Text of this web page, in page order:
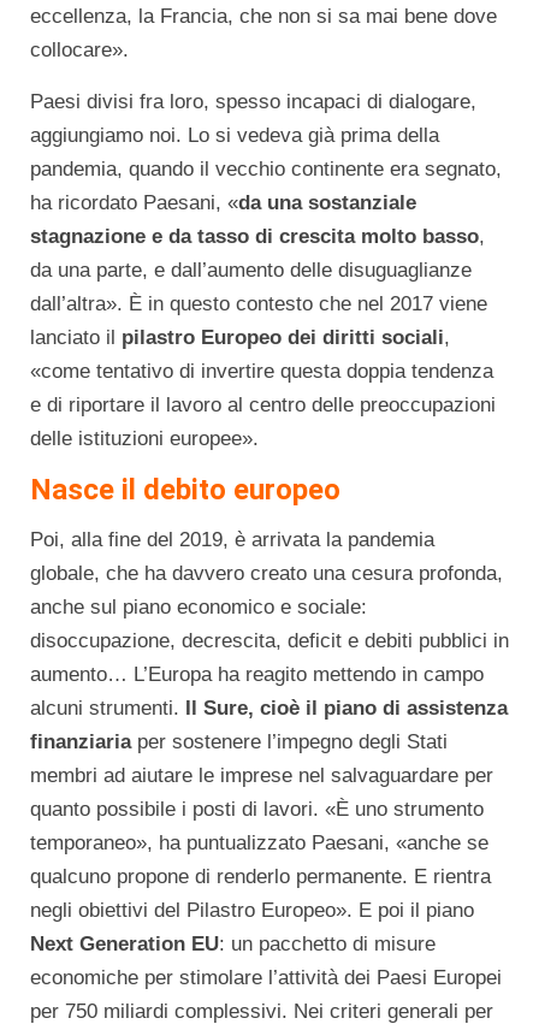
eccellenza, la Francia, che non si sa mai bene dove
collocare».
Paesi divisi fra loro, spesso incapaci di dialogare,
aggiungiamo noi. Lo si vedeva già prima della
pandemia, quando il vecchio continente era segnato,
ha ricordato Paesani, «da una sostanziale
stagnazione e da tasso di crescita molto basso,
da una parte, e dall’aumento delle disuguaglianze
dall’altra». È in questo contesto che nel 2017 viene
lanciato il pilastro Europeo dei diritti sociali,
«come tentativo di invertire questa doppia tendenza
e di riportare il lavoro al centro delle preoccupazioni
delle istituzioni europee».
Nasce il debito europeo
Poi, alla fine del 2019, è arrivata la pandemia
globale, che ha davvero creato una cesura profonda,
anche sul piano economico e sociale:
disoccupazione, decrescita, deficit e debiti pubblici in
aumento… L’Europa ha reagito mettendo in campo
alcuni strumenti. Il Sure, cioè il piano di assistenza
finanziariaper sostenere l’impegno degli Stati
membri ad aiutare le imprese nel salvaguardare per
quanto possibile i posti di lavori. «È uno strumento
temporaneo», ha puntualizzato Paesani, «anche se
qualcuno propone di renderlo permanente. E rientra
negli obiettivi del Pilastro Europeo». E poi il piano
Next Generation EU: un pacchetto di misure
economiche per stimolare l’attività dei Paesi Europei
per 750 miliardi complessivi. Nei criteri generali per